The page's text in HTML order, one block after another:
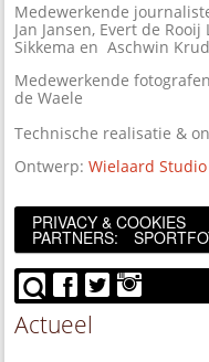
Medewerkende
Jan Jansen, Evert de
Sikkema en Aschwin
Medewerkende
de Waele
Technische realisatie &
Ontwerp:Wielaard Studio
PRIVACY & COOKIES
PARTNERS:
Actueel